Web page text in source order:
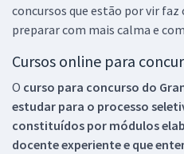
concursos que estão por vir faz
preparar com mais calma e
Cursos online para
O curso para concurso do
estudar para o processo
constituídos por módulos
docente experiente e que